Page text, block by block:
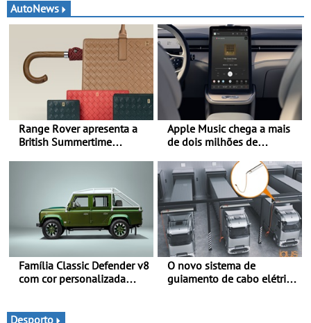
AutoNews
Range Rover apresenta a
British Summertime
rituais e momentos
culturais da época de verão
britânica
Apple Music chega a mais
de dois milhões de
Família Classic Defender v8
com cor personalizada
O novo sistema de
guiamento de cabo elétrico
Desporto